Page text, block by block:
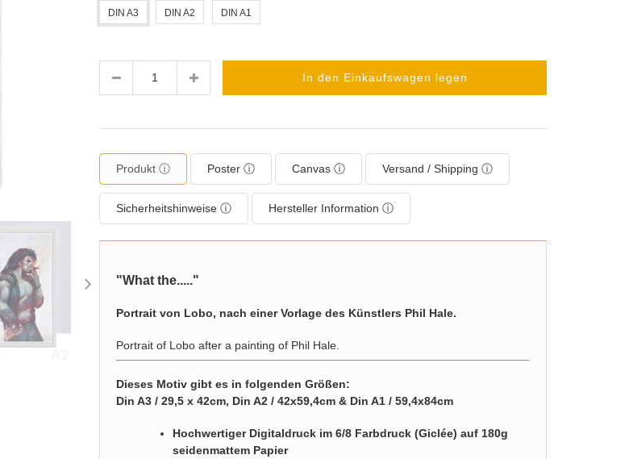
DIN A3 DIN A2 DIN A1
In den Einkaufswagen legen
Produkt ⓘ Poster ⓘ Canvas ⓘ Versand / Shipping ⓘ
Sicherheitshinweise ⓘ Hersteller Information ⓘ
"What the....."
Portrait von Lobo, nach einer Vorlage des Künstlers Phil Hale.
Portrait of Lobo after a painting of Phil Hale.
Dieses Motiv gibt es in folgenden Größen:
Din A3 / 29,5 x 42cm, Din A2 / 42x59,4cm & Din A1 / 59,4x84cm
Hochwertiger Digitaldruck im 6/8 Farbdruck (Giclée) auf 180g
seidenmattem Papier